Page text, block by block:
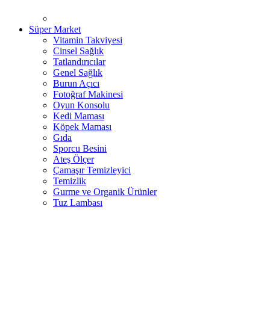
Süper Market
Vitamin Takviyesi
Cinsel Sağlık
Tatlandırıcılar
Genel Sağlık
Burun Açıcı
Fotoğraf Makinesi
Oyun Konsolu
Kedi Maması
Köpek Maması
Gıda
Sporcu Besini
Ateş Ölçer
Çamaşır Temizleyici
Temizlik
Gurme ve Organik Ürünler
Tuz Lambası